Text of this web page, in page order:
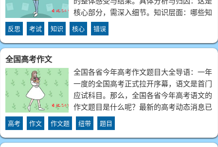
核心部分，需深入细节。知识层面：哪些知
识点掌握牢固？哪些存在漏洞？是概念不清
还是理解不深？技能层面：审题是否准确？
答题是否规范？时间分配是否合理？非智力
反思 考试 知识 核心 错误
全国高考作文
全国各省今年高考作文题目大全导语：一年
一度的全国高考正式拉开序幕，语文是首门
应试科目。那么，全国各省今年高考语文的
作文题目是什么呢？最新的高考动态消息已
经公布出炉了，大家一起来看看吧！如果是
你，你会怎么写......全国卷I用一带一路、高
铁等关键词向留学生介绍中国今年的
高考 作文 作文题 纽带 题目